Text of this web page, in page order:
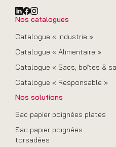
Nos catalogues
Catalogue « Industrie »
Catalogue « Alimentaire »
Catalogue « Sacs, boîtes &
Catalogue « Responsable »
Nos solutions
Sac papier poignées plates
Sac papier poignées
torsadées